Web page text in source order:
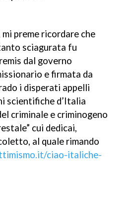
preme ricordare che
sciagurata fu
dal governo
e firmata da
i disperati appelli
scientifiche d’Italia
criminale e criminogeno
cui dedicai,
al quale rimando
ciao-italiche-